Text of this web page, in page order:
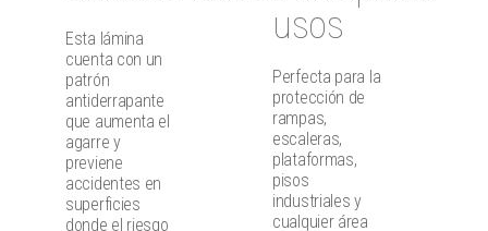
Esta lámina
cuenta con un
patrón
antiderrapante
que aumenta el
agarre y
previene
accidentes en
superficies
donde el riesgo
usos
Perfecta para la
protección de
rampas,
escaleras,
plataformas,
pisos
industriales y
cualquier área